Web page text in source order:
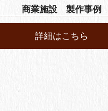
商業施設 製作事例
詳細はこちら